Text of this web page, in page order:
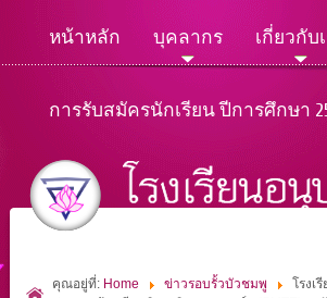
หน้าหลัก บุคลากร เกี่ยวกับ
การรับสมัครนักเรียน ปีการศึกษา
คุณอยู่ที่: Home ข่าวรอบรั้วบัวชมพู
โรงเ